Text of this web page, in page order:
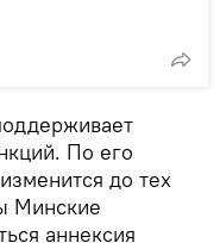
По его
до тех
Минские
аннексия